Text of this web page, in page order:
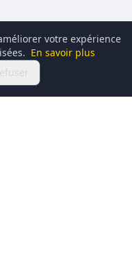
votre expérience
En savoir plus